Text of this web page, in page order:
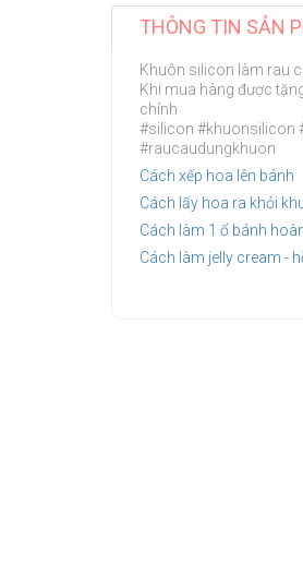
THÔNG TIN SẢN
Khuôn silicon làm rau
Khi mua hàng được
chỉnh
#silicon #khuonsilicon
#raucaudungkhuon
Cách xếp hoa lên bánh
Cách lấy hoa ra khỏi
Cách làm 1 ổ bánh
Cách làm jelly cream -